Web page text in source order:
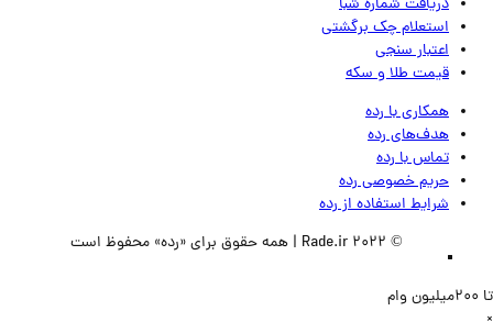
دریافت شماره شبا
استعلام چک برگشتی
اعتبار سنجی
قیمت طلا و سکه
همکاری با رده
هدف‌های رده
تماس‌ با‌ رده
حریم خصوصی رده
شرایط استفاده از رده